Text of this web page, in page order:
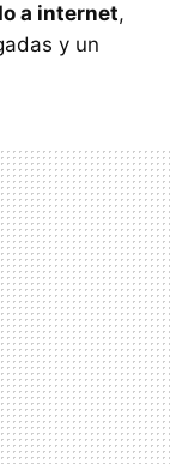
a internet,
y un